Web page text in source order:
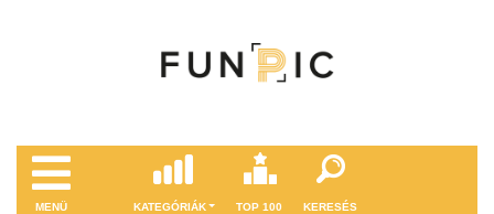
MENÜ KATEGÓRIÁK TOP 100 KERESÉS